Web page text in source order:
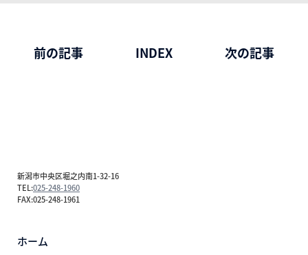
前の記事 INDEX 次の記事
新潟市中央区堀之内南1-32-16
TEL:025-248-1960
FAX:025-248-1961
ホーム